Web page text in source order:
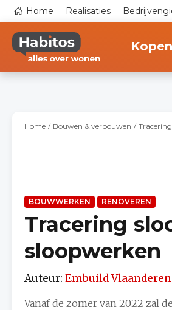
naar
inhoud
gaan
Top
navigation
Home Realisaties
Home Bouwen & verbouwen
BOUWWERKEN RENOVEREN
Tracering
sloopwerken
Auteur: Embuild Vlaanderen
Vanaf de zomer van 2022 zal